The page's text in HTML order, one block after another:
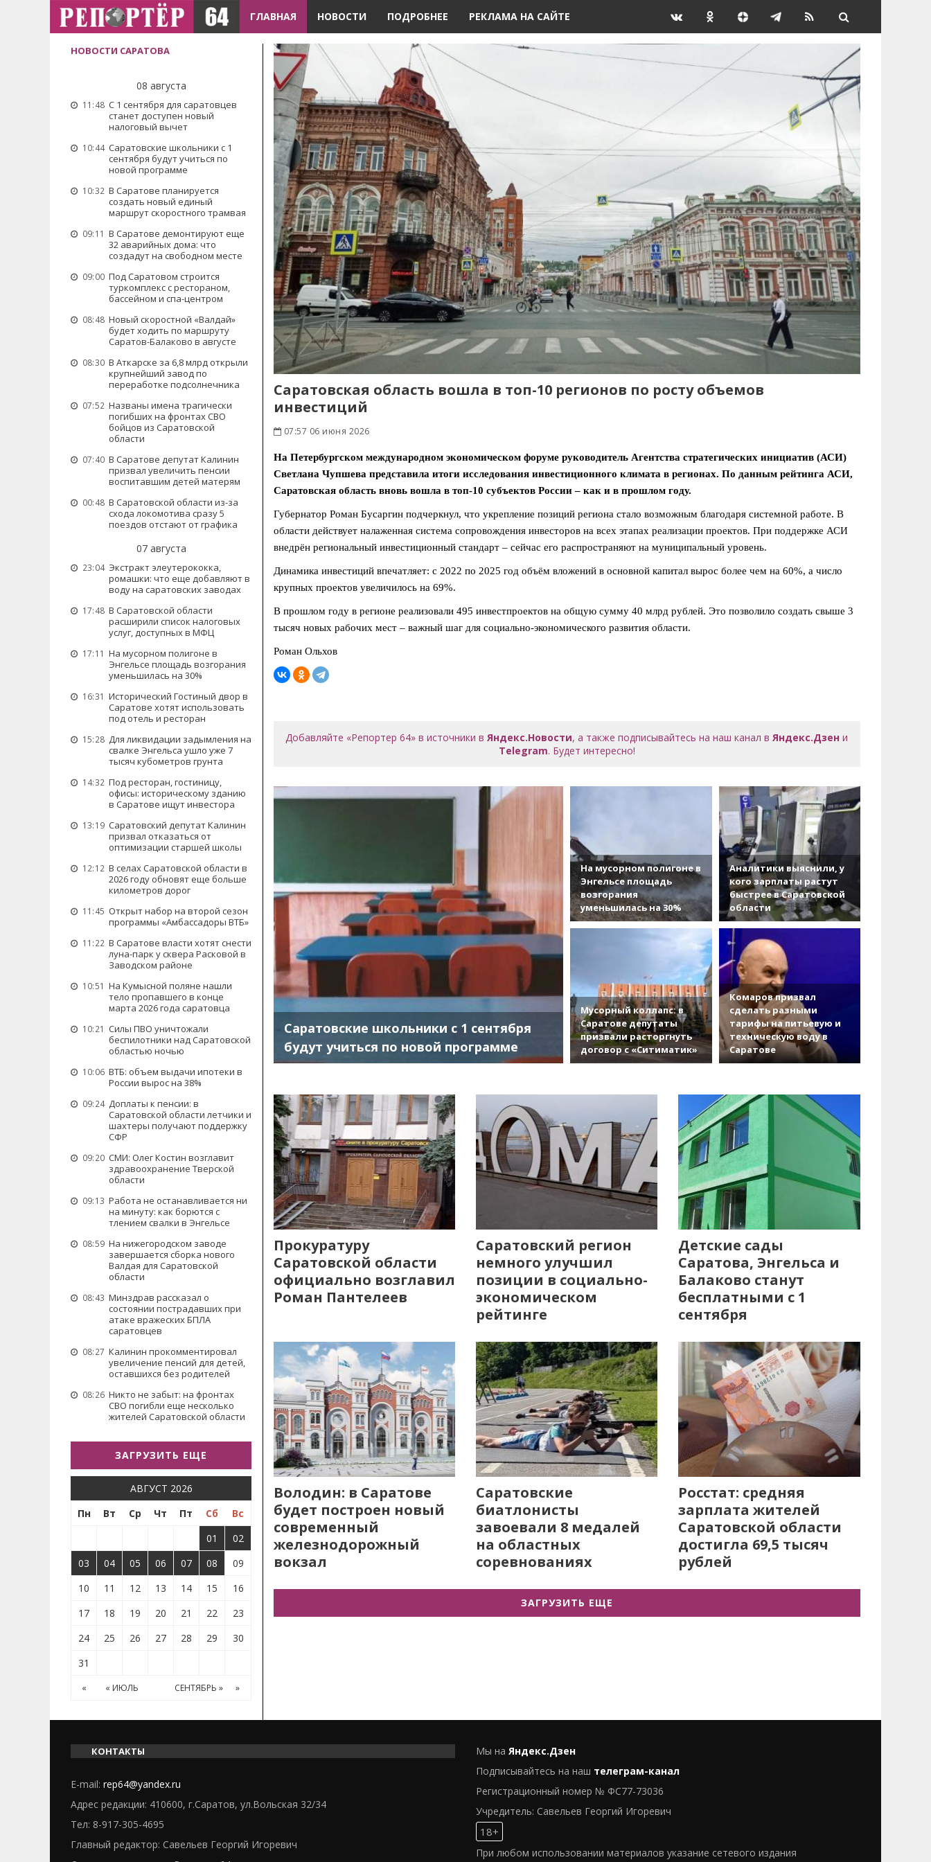
ГЛАВНАЯ НОВОСТИ ПОДРОБНЕЕ РЕКЛАМА НА САЙТЕ
НОВОСТИ САРАТОВА
08 августа
11:48 С 1 сентября для саратовцев
станет доступен новый
налоговый вычет
10:44 Саратовские школьники с 1
сентября будут учиться по
новой программе
10:32 В Саратове планируется
создать новый единый
маршрут скоростного трамвая
09:11 В Саратове демонтируют еще
32 аварийных дома: что
создадут на свободном месте
09:00 Под Саратовом строится
туркомплекс с рестораном,
бассейном и спа-центром
08:48 Новый скоростной «Валдай»
будет ходить по маршруту
Саратов-Балаково в августе
08:30 В Аткарске за 6,8 млрд открыли
крупнейший завод по
переработке подсолнечника
07:52 Названы имена трагически
погибших на фронтах СВО
бойцов из Саратовской
области
07:40 В Саратове депутат Калинин
призвал увеличить пенсии
воспитавшим детей матерям
00:48 В Саратовской области из-за
схода локомотива сразу 5
поездов отстают от графика
07 августа
23:04 Экстракт элеутерококка,
ромашки: что еще добавляют в
воду на саратовских заводах
17:48 В Саратовской области
расширили список налоговых
услуг, доступных в МФЦ
17:11 На мусорном полигоне в
Энгельсе площадь возгорания
уменьшилась на 30%
16:31 Исторический Гостиный двор в
Саратове хотят использовать
под отель и ресторан
15:28 Для ликвидации задымления на
свалке Энгельса ушло уже 7
тысяч кубометров грунта
14:32 Под ресторан, гостиницу,
офисы: историческому зданию
в Саратове ищут инвестора
13:19 Саратовский депутат Калинин
призвал отказаться от
оптимизации старшей школы
12:12 В селах Саратовской области в
2026 году обновят еще больше
километров дорог
11:45 Открыт набор на второй сезон
программы «Амбассадоры ВТБ»
11:22 В Саратове власти хотят снести
луна-парк у сквера Расковой в
Заводском районе
10:51 На Кумысной поляне нашли
тело пропавшего в конце
марта 2026 года саратовца
10:21 Силы ПВО уничтожали
беспилотники над Саратовской
областью ночью
10:06 ВТБ: объем выдачи ипотеки в
России вырос на 38%
09:24 Доплаты к пенсии: в
Саратовской области летчики и
шахтеры получают поддержку
СФР
09:20 СМИ: Олег Костин возглавит
здравоохранение Тверской
области
09:13 Работа не останавливается ни
на минуту: как борются с
тлением свалки в Энгельсе
08:59 На нижегородском заводе
завершается сборка нового
Валдая для Саратовской
области
08:43 Минздрав рассказал о
состоянии пострадавших при
атаке вражеских БПЛА
саратовцев
08:27 Калинин прокомментировал
увеличение пенсий для детей,
оставшихся без родителей
08:26 Никто не забыт: на фронтах
СВО погибли еще несколько
жителей Саратовской области
ЗАГРУЗИТЬ ЕЩЕ
АВГУСТ 2026
Пн
Вт Ср Чт Пт Сб
Вс
01
02
03
04 05 06 07 08
09
10
11 12 13 14 15
16
17
18 19 20 21 22
23
24
25 26 27 28 29
30
31
« « ИЮЛЬ СЕНТЯБРЬ » »
Саратовская область вошла в топ-10 регионов по росту объемов
инвестиций
07:57 06 июня 2026
На Петербургском международном экономическом форуме руководитель Агентства стратегических инициатив (АСИ)
Светлана Чупшева представила итоги исследования инвестиционного климата в регионах. По данным рейтинга АСИ,
Саратовская область вновь вошла в топ‑10 субъектов России – как и в прошлом году.
Губернатор Роман Бусаргин подчеркнул, что укрепление позиций региона стало возможным благодаря системной работе. В
области действует налаженная система сопровождения инвесторов на всех этапах реализации проектов. При поддержке АСИ
внедрён региональный инвестиционный стандарт – сейчас его распространяют на муниципальный уровень.
Динамика инвестиций впечатляет: с 2022 по 2025 год объём вложений в основной капитал вырос более чем на 60%, а число
крупных проектов увеличилось на 69%.
В прошлом году в регионе реализовали 495 инвестпроектов на общую сумму 40 млрд рублей. Это позволило создать свыше 3
тысяч новых рабочих мест – важный шаг для социально‑экономического развития области.
Роман Ольхов
Добавляйте «Репортер 64» в источники вЯндекс.Новости, а также подписывайтесь на наш канал вЯндекс.Дзен и
Telegram. Будет интересно!
Саратовские школьники с 1 сентября
будут учиться по новой программе
На мусорном полигоне в
Энгельсе площадь
возгорания
уменьшилась на 30%
Аналитики выяснили, у
кого зарплаты растут
быстрее в Саратовской
области
Мусорный коллапс: в
Саратове депутаты
призвали расторгнуть
договор с «Ситиматик»
Комаров призвал
сделать разными
тарифы на питьевую и
техническую воду в
Саратове
Прокуратуру
Саратовской области
официально возглавил
Роман Пантелеев
Саратовский регион
немного улучшил
позиции в социально-
экономическом
рейтинге
Детские сады
Саратова, Энгельса и
Балаково станут
бесплатными с 1
сентября
Володин: в Саратове
будет построен новый
современный
железнодорожный
вокзал
Саратовские
биатлонисты
завоевали 8 медалей
на областных
соревнованиях
Росстат: средняя
зарплата жителей
Саратовской области
достигла 69,5 тысяч
рублей
ЗАГРУЗИТЬ ЕЩЕ
КОНТАКТЫ
E-mail: rep64@yandex.ru
Адрес редакции: 410600, г.Саратов, ул.Вольская 32/34
Тел: 8-917-305-4695
Главный редактор: Савельев Георгий Игоревич
Мы на Яндекс.Дзен
Подписывайтесь на наш телеграм-канал
Регистрационный номер № ФС77-73036
Учредитель: Савельев Георгий Игоревич
18+
При любом использовании материалов указание сетевого издания